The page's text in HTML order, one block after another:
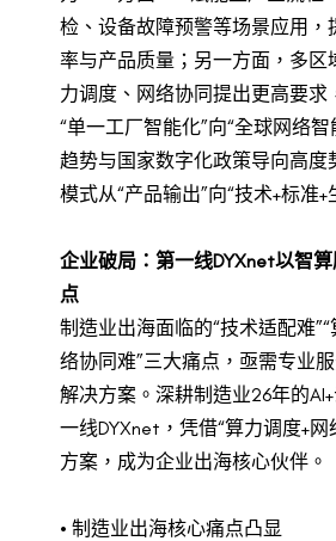
检、设备故障预警等场景应用，
率与产品质量；另一方面，多区
力调度、网络协同提出更高要求
“单一工厂智能化”向“全球网络
趋势与国家数字化政策导向高度
模式从“产品输出”向“技术+标准+
企业破局：第一线DYXnet以智
点
制造业出海面临的“技术适配难”“
络协同难”三大痛点，亟需专业
解决方案。深耕制造业26年的
一线DYXnet，凭借“算力调度+
方案，成为企业出海核心伙伴。
• 制造业出海核心痛点凸显